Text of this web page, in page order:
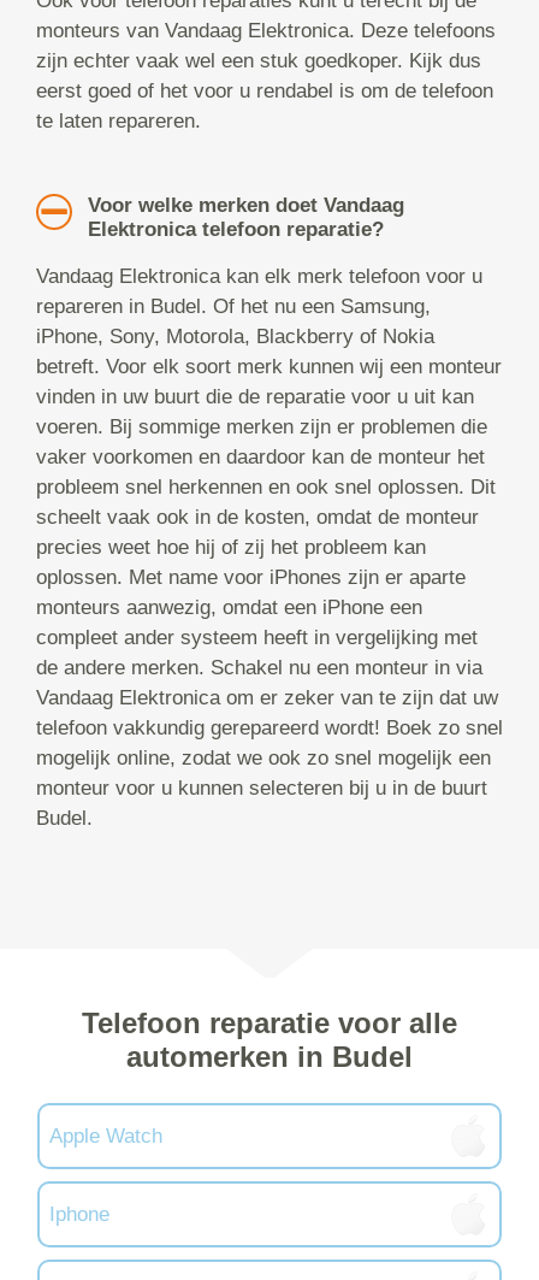
monteurs van Vandaag Elektronica. Deze telefoons
zijn echter vaak wel een stuk goedkoper. Kijk dus
eerst goed of het voor u rendabel is om de telefoon
te laten repareren.
Voor welke merken doet Vandaag
Elektronica telefoon reparatie?
Vandaag Elektronica kan elk merk telefoon voor u
repareren in Budel. Of het nu een Samsung,
iPhone, Sony, Motorola, Blackberry of Nokia
betreft. Voor elk soort merk kunnen wij een monteur
vinden in uw buurt die de reparatie voor u uit kan
voeren. Bij sommige merken zijn er problemen die
vaker voorkomen en daardoor kan de monteur het
probleem snel herkennen en ook snel oplossen. Dit
scheelt vaak ook in de kosten, omdat de monteur
precies weet hoe hij of zij het probleem kan
oplossen. Met name voor iPhones zijn er aparte
monteurs aanwezig, omdat een iPhone een
compleet ander systeem heeft in vergelijking met
de andere merken. Schakel nu een monteur in via
Vandaag Elektronica om er zeker van te zijn dat uw
telefoon vakkundig gerepareerd wordt! Boek zo snel
mogelijk online, zodat we ook zo snel mogelijk een
monteur voor u kunnen selecteren bij u in de buurt
Budel.
Telefoon reparatie voor alle
automerken in Budel
Apple Watch
Iphone